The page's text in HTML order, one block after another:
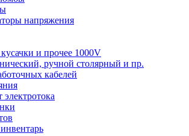
напряжения
и прочее 1000V
ручной столярный и пр.
кабелей